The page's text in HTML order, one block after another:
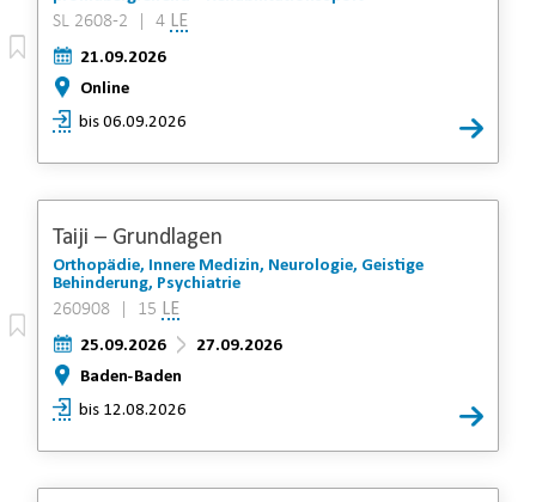
SL 2608-2 | 4 LE
21.09.2026
Online
bis 06.09.2026
Taiji – Grundlagen
Orthopädie, Innere Medizin, Neurologie, Geistige
Behinderung, Psychiatrie
260908 | 15 LE
25.09.2026
27.09.2026
Baden-Baden
bis 12.08.2026